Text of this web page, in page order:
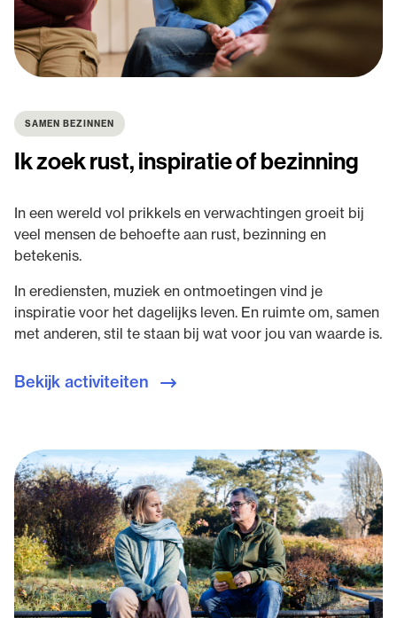
SAMEN BEZINNEN
Ik zoek rust, inspiratie of bezinning
In een wereld vol prikkels en verwachtingen groeit bij
veel mensen de behoefte aan rust, bezinning en
betekenis.
In erediensten, muziek en ontmoetingen vind je
inspiratie voor het dagelijks leven. En ruimte om, samen
met anderen, stil te staan bij wat voor jou van waarde is.
Bekijk activiteiten